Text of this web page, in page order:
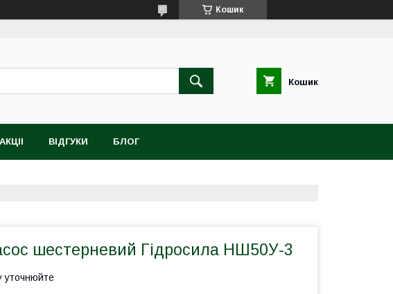
Кошик
Кошик
АКЦІІ ВІДГУКИ БЛОГ
шестерневий Гідросила НШ50У-3
уточнюйте